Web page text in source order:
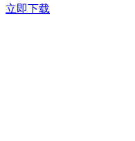
立即下载